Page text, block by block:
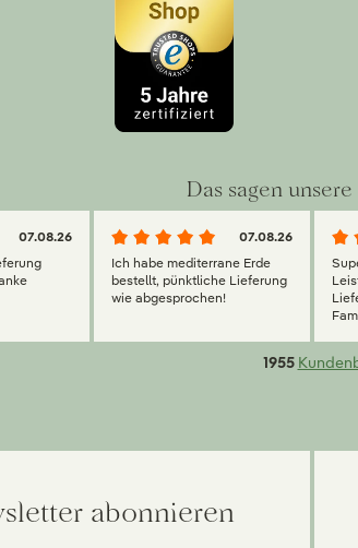
Das sagen
07.08.26
07.08.26
Ich habe mediterrane Erde
bestellt, pünktliche Lieferung
wie abgesprochen!
1955
abonnieren